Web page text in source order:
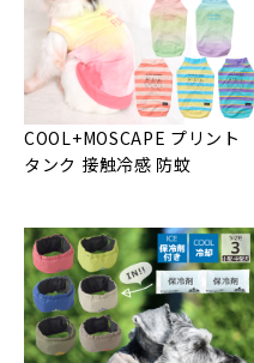
COOL+MOSCAPE プリント
タンク 接触冷感 防蚊